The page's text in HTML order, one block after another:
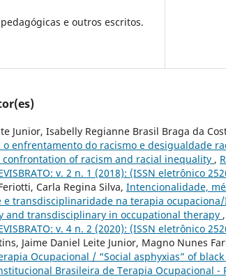
e outros escritos.
Junior, Isabelly Regianne Brasil Braga da
enfrentamento do racismo e desigualdade
of racism and racial inequality ,
v. 2 n. 1 (2018): (ISSN eletrônico
Carla Regina Silva, Intencionalidade,
transdisciplinaridade na terapia
and transdisciplinary in occupational therapy ,
v. 4 n. 2 (2020): (ISSN eletrônico
Jaime Daniel Leite Junior, Magno Nunes
Ocupacional / “Social asphyxias” of
Brasileira de Terapia Ocupacional -